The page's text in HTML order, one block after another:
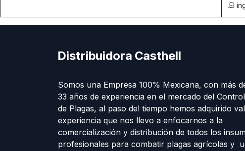
.El
Distribuidora Casthell
Somos una Empresa 100% Mexicana, con más
33 años de experiencia en el mercado del
de Plagas, al paso del tiempo hemos adquirido
experiencia que nos llevo a enfocarnos a la
comercialización y distribución de todos los
profesionales para combatir plagas agrícolas y